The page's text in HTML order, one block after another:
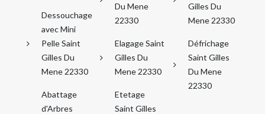
Dessouchage
avec Mini
Pelle Saint
Gilles Du
Mene 22330
Abattage
d'Arbres
Du Mene
22330
Elagage Saint
Gilles Du
Mene 22330
Etetage
Saint Gilles
Gilles Du
Mene 22330
Défrichage
Saint Gilles
Du Mene
22330